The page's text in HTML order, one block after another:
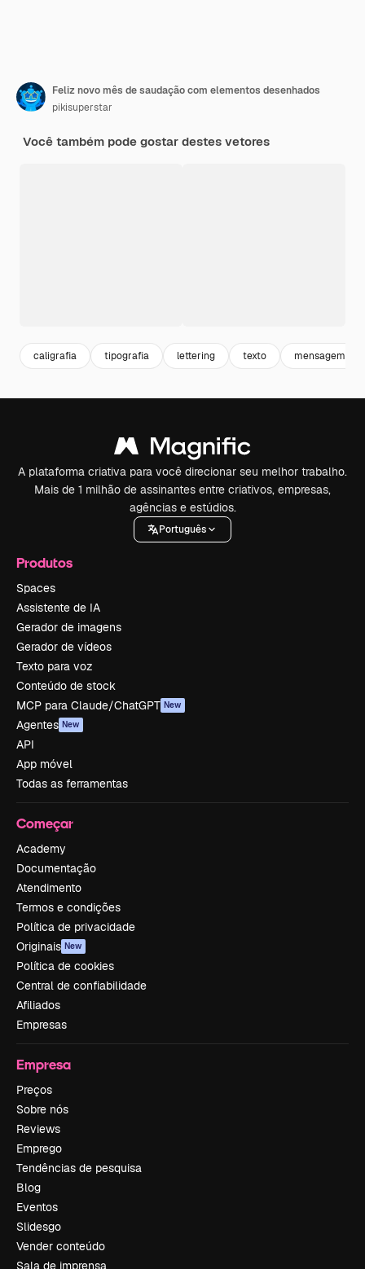
Feliz novo mês de saudação com elementos desenhados
pikisuperstar
Você também pode gostar destes vetores
caligrafia tipografia lettering texto mensagem
A plataforma criativa para você direcionar seu melhor trabalho.
Mais de 1 milhão de assinantes entre criativos, empresas,
agências e estúdios.
Português
Produtos
Spaces
Assistente de IA
Gerador de imagens
Gerador de vídeos
Texto para voz
Conteúdo de stock
MCP para Claude/ChatGPT New
Agentes New
API
App móvel
Todas as ferramentas
Começar
Academy
Documentação
Atendimento
Termos e condições
Política de privacidade
Originais New
Política de cookies
Central de confiabilidade
Afiliados
Empresas
Empresa
Preços
Sobre nós
Reviews
Emprego
Tendências de pesquisa
Blog
Eventos
Slidesgo
Vender conteúdo
Sala de imprensa